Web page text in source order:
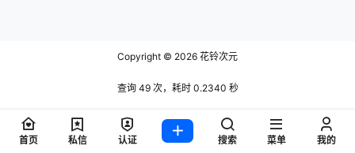
Copyright © 2026 花铃次元
查询 49 次，耗时 0.2340 秒
首页 私信 认证 搜索 菜单 我的